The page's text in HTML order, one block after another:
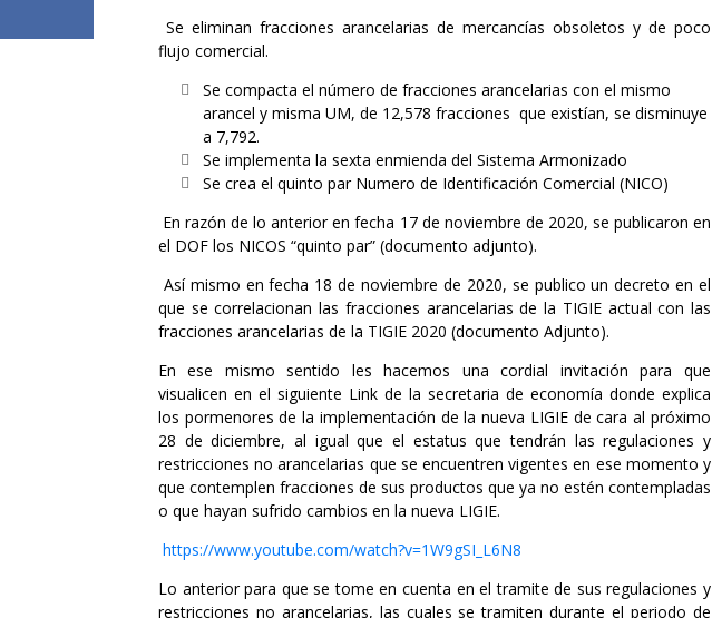
Se eliminan fracciones arancelarias de mercancías obsoletos y de poco
flujo comercial.
Se compacta el número de fracciones arancelarias con el mismo
arancel y misma UM, de 12,578 fracciones que existían, se disminuye
a 7,792.
Se implementa la sexta enmienda del Sistema Armonizado
Se crea el quinto par Numero de Identificación Comercial (NICO)
En razón de lo anterior en fecha 17 de noviembre de 2020, se publicaron en
el DOF los NICOS “quinto par” (documento adjunto).
Así mismo en fecha 18 de noviembre de 2020, se publico un decreto en el
que se correlacionan las fracciones arancelarias de la TIGIE actual con las
fracciones arancelarias de la TIGIE 2020 (documento Adjunto).
En ese mismo sentido les hacemos una cordial invitación para que
visualicen en el siguiente Link de la secretaria de economía donde explica
los pormenores de la implementación de la nueva LIGIE de cara al próximo
28 de diciembre, al igual que el estatus que tendrán las regulaciones y
restricciones no arancelarias que se encuentren vigentes en ese momento y
que contemplen fracciones de sus productos que ya no estén contempladas
o que hayan sufrido cambios en la nueva LIGIE.
https://www.youtube.com/watch?v=1W9gSI_L6N8
Lo anterior para que se tome en cuenta en el tramite de sus regulaciones y
restricciones no arancelarias, las cuales se tramiten durante el periodo de